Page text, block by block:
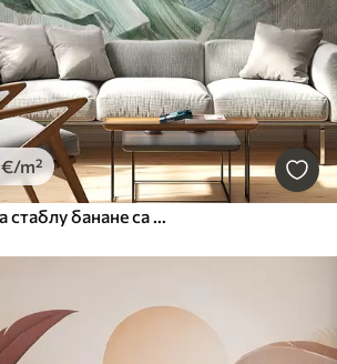
€/m²
Биг Блуе Паррот на стаблу банане са бетонском текстуром са грунгеом